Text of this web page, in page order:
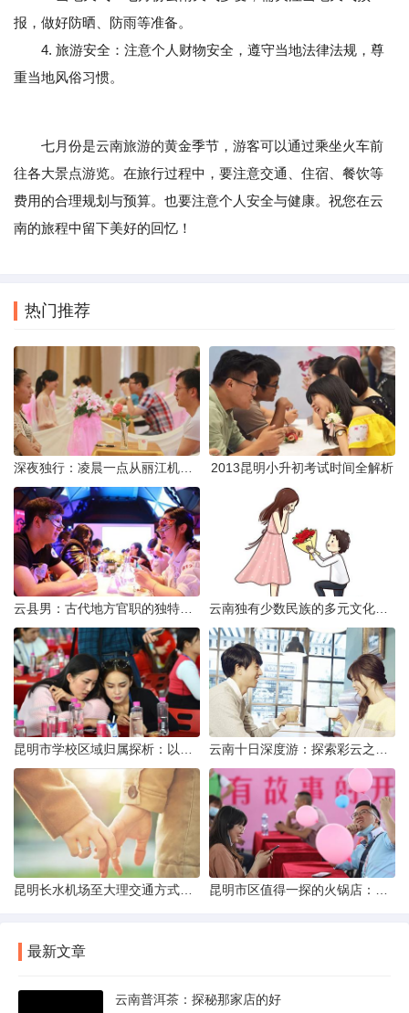
报，做好防晒、防雨等准备。
4. 旅游安全：注意个人财物安全，遵守当地法律法规，尊
重当地风俗习惯。
七月份是云南旅游的黄金季节，游客可以通过乘坐火车前
往各大景点游览。在旅行过程中，要注意交通、住宿、餐饮等
费用的合理规划与预算。也要注意个人安全与健康。祝您在云
南的旅程中留下美好的回忆！
热门推荐
2013昆明小升初考试时间全解析
最新文章
云南普洱茶：探秘那家店的好